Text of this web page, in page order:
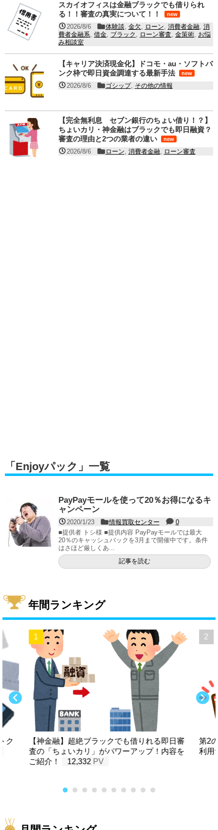
スカイオフィスは金融ブラックでも借りられ
る！！審査の真実について！！
new
2026/8/6 体験談 金欠 ローン 消費者金融 消
費者金融系 借金 ブラック ローン審査 金策術 お悩
み相談室
【キャリア決済現金化】ドコモ・au・ソフトバ
ンク枠で即日資金調達する最新手法
new
2026/8/6 ゴシップ, その他の情報
【完全無利息 セブン銀行のちょい借り！？】
ちょいカリ・神金融はブラックでも即日融資？
審査の理由と2つの業者の違い
new
2026/8/6 ローン, 消費者金融, ローン審査
「 Enjoyパック 」 一覧
PayPayモールを使って20％お得になるキ
ャンペーン
2020/1/23 情報買取センター
0
■提供者 トシ様 ■提供内容 PayPayモールでは最大
20％のキャッシュバックを3月まで開催中です。条件
はさほど厳しくあ...
記事を読む
年間ランキング
ク
【神金融】超絶ブラックでも借りれる即日審
査の「ちょいカリ」がパワーアップ！内容を
ご紹介！
12,332
第2
利用